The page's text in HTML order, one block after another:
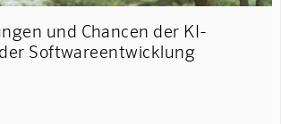
und Chancen der KI-
Softwareentwicklung